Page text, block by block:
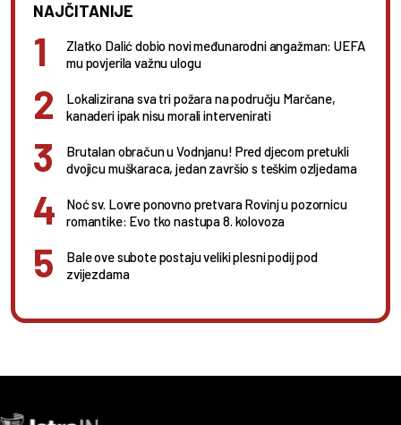
NAJČITANIJE
Zlatko Dalić dobio novi međunarodni angažman: UEFA
mu povjerila važnu ulogu
Lokalizirana sva tri požara na području Marčane,
kanaderi ipak nisu morali intervenirati
Brutalan obračun u Vodnjanu! Pred djecom pretukli
dvojicu muškaraca, jedan završio s teškim ozljedama
Noć sv. Lovre ponovno pretvara Rovinj u pozornicu
romantike: Evo tko nastupa 8. kolovoza
Bale ove subote postaju veliki plesni podij pod
zvijezdama